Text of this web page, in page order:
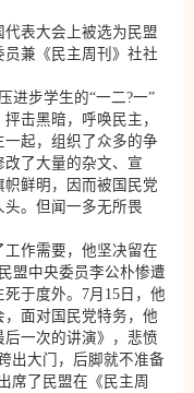
表大会上被选为民盟
兼《民主周刊》社社
步学生的“一二?一”
击黑暗，呼唤民主，
起，组织了众多的争
了大量的杂文、宣
鲜明，因而被国民党
。但闻一多无所畏
作需要，他坚决留在
盟中央委员李公朴惨遭
于度外。7月15日，他
面对国民党特务，他
一次的讲演》，悲愤
出大门，后脚就不准备
席了民盟在《民主周